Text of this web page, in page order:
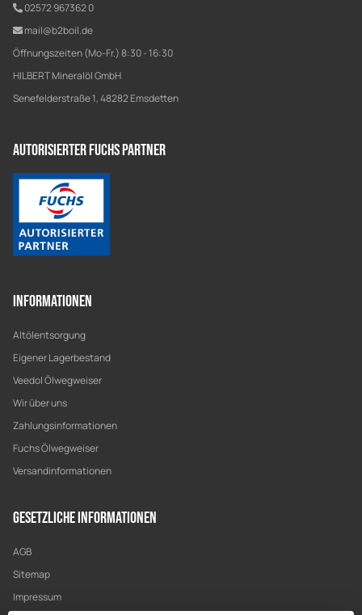
02572 967362 0
mail@b2boil.de
Öffnungszeiten (Mo-Fr.) 8:30 - 16:30
HILBERT Mineralöl GmbH
Senefelderstraße 1, 48282 Emsdetten
Autorisierter Fuchs Partner
Informationen
Altölentsorgung
Eigener Lagerbestand
Veedol Ölwegweiser
Wir über uns
Zahlungsinformationen
Fuchs Ölwegweiser
Versandinformationen
Gesetzliche Informationen
AGB
Sitemap
Impressum